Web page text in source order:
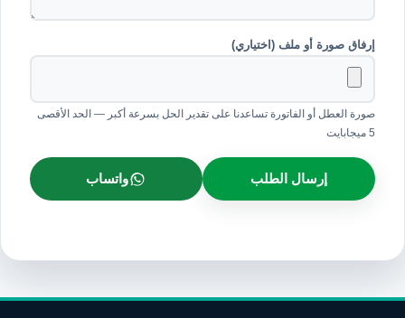
إرفاق صورة أو ملف (اختياري)
صورة العطل أو الفاتورة تساعدنا على تقدير الحل بسرعة أكبر — الحد الأقصى
5 ميجابايت
إرسال الطلب واتساب